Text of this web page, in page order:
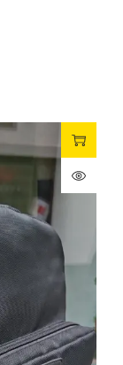
(viac info)